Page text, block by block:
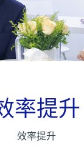
率提升
效率提升